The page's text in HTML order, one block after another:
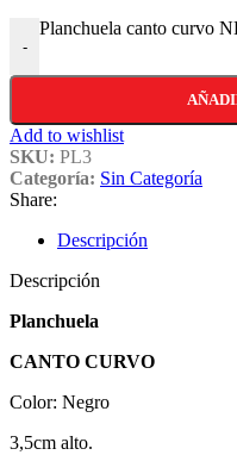
-
Planchuela canto curvo
Add to wishlist
SKU: PL3
Categoría: Sin Categoría
Share:
Descripción
Descripción
Planchuela
CANTO CURVO
Color: Negro
3,5cm alto.